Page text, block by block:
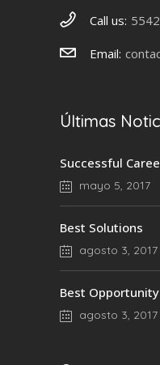
Call us:
Email:
Últimas
Successful
mayo 5, 2017
Best Solutions
agosto 3, 2017
Best Opportunity
agosto 3, 2017